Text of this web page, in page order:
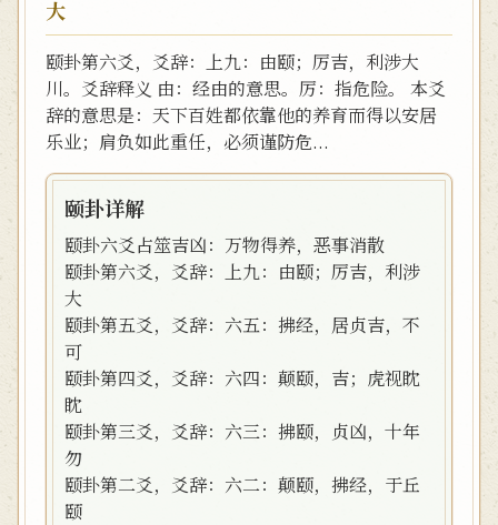
大
颐卦第六爻，爻辞：上九：由颐；厉吉，利涉大
川。爻辞释义 由：经由的意思。厉：指危险。 本爻
辞的意思是：天下百姓都依靠他的养育而得以安居
乐业；肩负如此重任，必须谨防危...
颐卦详解
颐卦六爻占筮吉凶：万物得养，恶事消散
颐卦第六爻，爻辞：上九：由颐；厉吉，利涉
大
颐卦第五爻，爻辞：六五：拂经，居贞吉，不
可
颐卦第四爻，爻辞：六四：颠颐，吉；虎视眈
眈
颐卦第三爻，爻辞：六三：拂颐，贞凶，十年
勿
颐卦第二爻，爻辞：六二：颠颐，拂经，于丘
颐